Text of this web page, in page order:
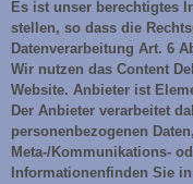
Es ist unser berechtigtes
stellen, so dass die
Datenverarbeitung Art. 6
Wir nutzen das Content
Website. Anbieter ist
Der Anbieter verarbeitet
personenbezogenen
Meta-/Kommunikations-
Informationenfinden Sie